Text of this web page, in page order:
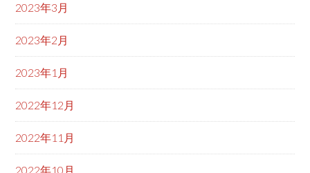
2023年3月
2023年2月
2023年1月
2022年12月
2022年11月
2022年10月